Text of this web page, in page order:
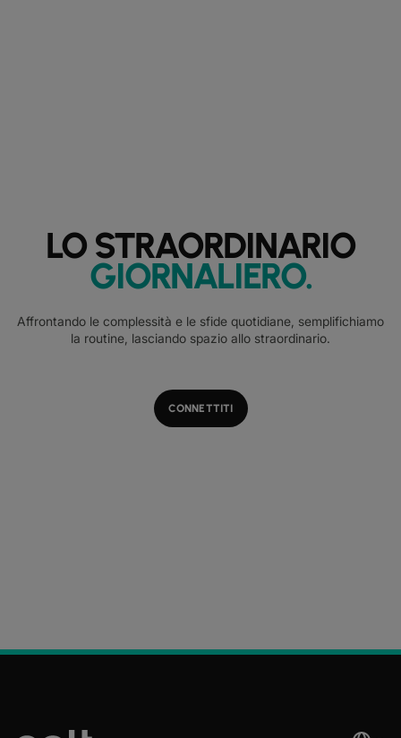
LO STRAORDINARIO
GIORNALIERO.
Affrontando le complessità e le sfide quotidiane, semplifichiamo
la routine, lasciando spazio allo straordinario.
CONNETTITI